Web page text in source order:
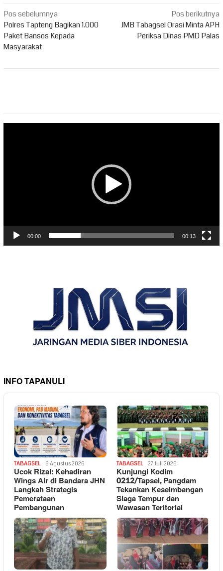
Navigasi
pos
Pos sebelumnya
Polres Tapteng Bagikan 1.000
Paket Bansos Kepada
Masyarakat
Pos berikutnya
JMB Tabagsel Orasi Minta APH
Periksa Dinas PMD Palas
00:00 00:13
INFO TAPANULI
TABAGSEL 6 Agustus 2026
Ucok Rizal: Kehadiran
Wings Air di Bandara JHN
Langkah Strategis
Pemerataan
Pembangunan
TABAGSEL 27 Juli 2026
Kunjungi Kodim
0212/Tapsel, Pangdam
Tekankan Keseimbangan
Siaga Tempur dan
Wawasan Teritorial